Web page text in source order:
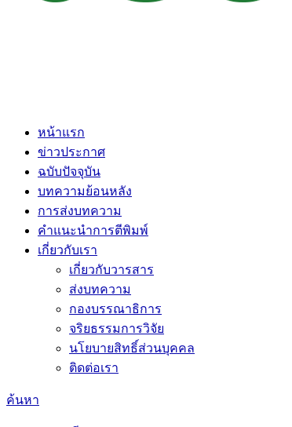
หน้าแรก
ข่าวประกาศ
ฉบับปัจจุบัน
บทความย้อนหลัง
การส่งบทความ
คำแนะนำการตีพิมพ์
เกี่ยวกับเรา
เกี่ยวกับวารสาร
ส่งบทความ
กองบรรณาธิการ
จริยธรรมการวิจัย
นโยบายสิทธิ์ส่วนบุคคล
ติดต่อเรา
ค้นหา